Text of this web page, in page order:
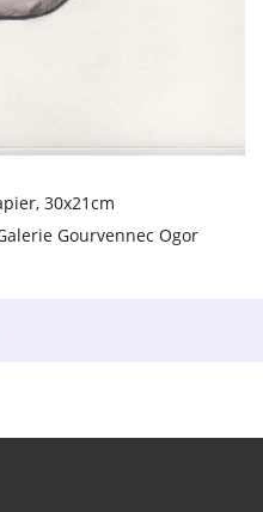
30x21cm
Gourvennec Ogor